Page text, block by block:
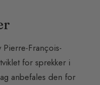
Pierre-François-
for sprekker i
anbefales den for